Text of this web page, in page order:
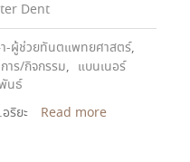
Dent
า-ผู้ช่วยทันตแพทยศาสตร์,
าร/กิจกรรม, แบนเนอร์
นธ์
ริยะ
Read more